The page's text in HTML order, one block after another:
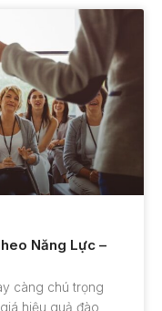
Năng Lực –
càng chú trọng
hiệu quả đào